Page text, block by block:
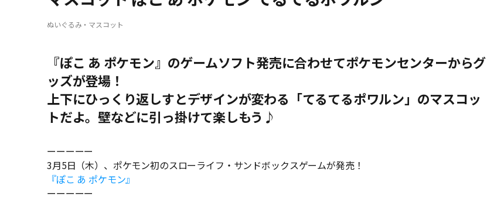
ぬいぐるみ・マスコット
『ぽこ あ ポケモン』のゲームソフト発売に合わせてポケモンセンターからグ
ッズが登場！
上下にひっくり返しすとデザインが変わる「てるてるポワルン」のマスコッ
トだよ。壁などに引っ掛けて楽しもう♪
ーーーーー
3月5日（木）、ポケモン初のスローライフ・サンドボックスゲームが発売！
『ぽこ あ ポケモン』
ーーーーー